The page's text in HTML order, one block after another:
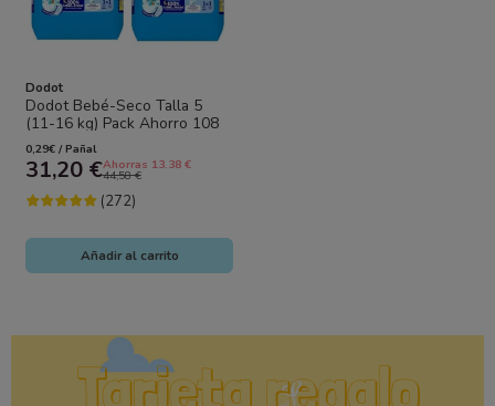
Dodot
Dodot Bebé-Seco Talla 5
(11-16 kg) Pack Ahorro 108
Pañales (2x54) – Sequedad
Duradera y...
0,29€ / Pañal
31,20 €Ahorras 13.38 €
44,58 €
(272)
Añadir al carrito